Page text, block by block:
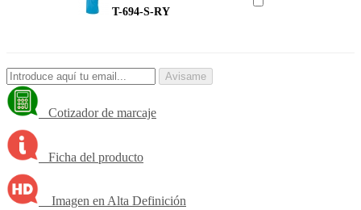
T-694-S-RY
Avisame
Cotizador de marcaje
Ficha del producto
Imagen en Alta Definición